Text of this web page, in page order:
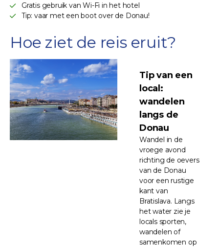
Gratis gebruik van Wi-Fi in het hotel
Tip: vaar met een boot over de Donau!
Hoe ziet de reis eruit?
Tip van een
local:
wandelen
langs de
Donau
Wandel in de
vroege avond
richting de oevers
van de Donau
voor een rustige
kant van
Bratislava. Langs
het water zie je
locals sporten,
wandelen of
samenkomen op